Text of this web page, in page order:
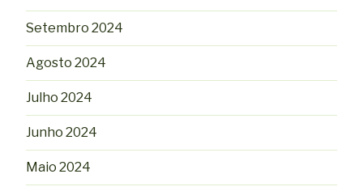
Setembro 2024
Agosto 2024
Julho 2024
Junho 2024
Maio 2024